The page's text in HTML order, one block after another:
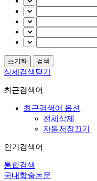
상세검색닫기
최근검색어
최근검색어 옵션
전체삭제
자동저장끄기
인기검색어
통합검색
국내학술논문